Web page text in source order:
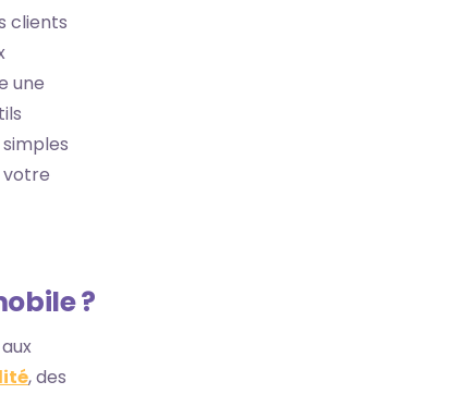
clients
une
votre
?
, des